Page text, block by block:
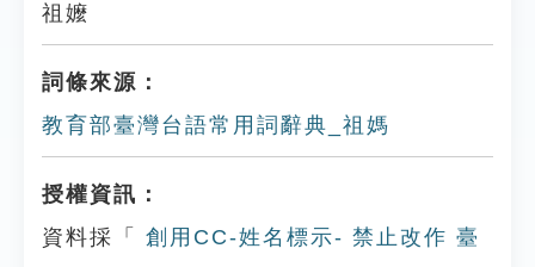
祖嬤
詞條來源：
教育部臺灣台語常用詞辭典_祖媽
授權資訊：
資料採「
創用CC-姓名標示- 禁止改作 臺